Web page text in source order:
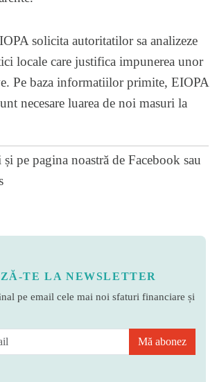
solicita autoritatilor sa analizeze
locale care justifica impunerea unor
Pe baza informatiilor primite, EIOPA
necesare luarea de noi masuri la
și pe pagina noastră de Facebook sau
TE LA NEWSLETTER
pe email cele mai noi sfaturi financiare și
Mă abonez